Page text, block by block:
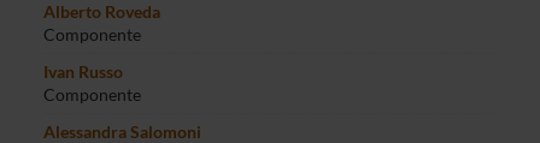
Alberto Roveda
Componente
Ivan Russo
Componente
Alessandra Salomoni